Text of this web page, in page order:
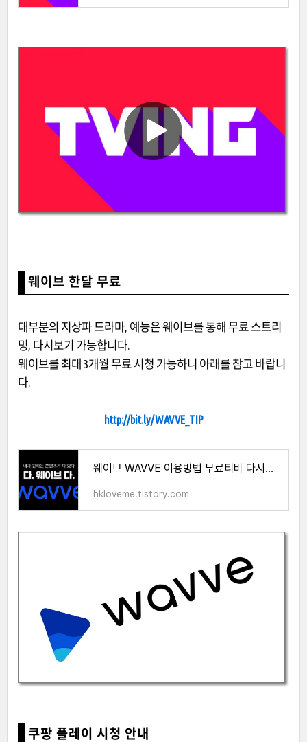
웨이브 한달 무료
대부분의 지상파 드라마, 예능은 웨이브를 통해 무료 스트리
밍, 다시보기 가능합니다.
웨이브를 최대 3개월 무료 시청 가능하니 아래를 참고 바랍니
다.
http://bit.ly/WAVVE_TIP
웨이브 WAVVE 이용방법 무료티비 다시보기 3개월 100원 할인꿀팁
hkloveme.tistory.com
쿠팡 플레이 시청 안내